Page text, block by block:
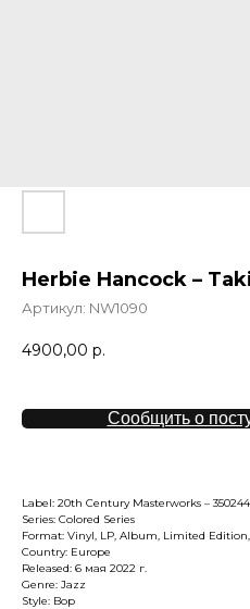
Herbie Hancock –
Артикул: NW1090
4900,00 р.
Сообщить о
Label: 20th Century Masterworks – 350244
Series: Colored Series
Format: Vinyl, LP, Album, Limited Edition,
Country: Europe
Released: 6 мая 2022 г.
Genre: Jazz
Style: Bop